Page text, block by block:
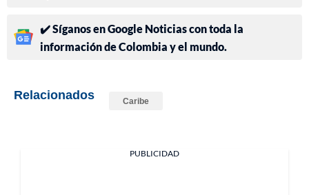
✔️ Síganos en Google Noticias con toda la
información de Colombia y el mundo.
Relacionados Caribe
PUBLICIDAD